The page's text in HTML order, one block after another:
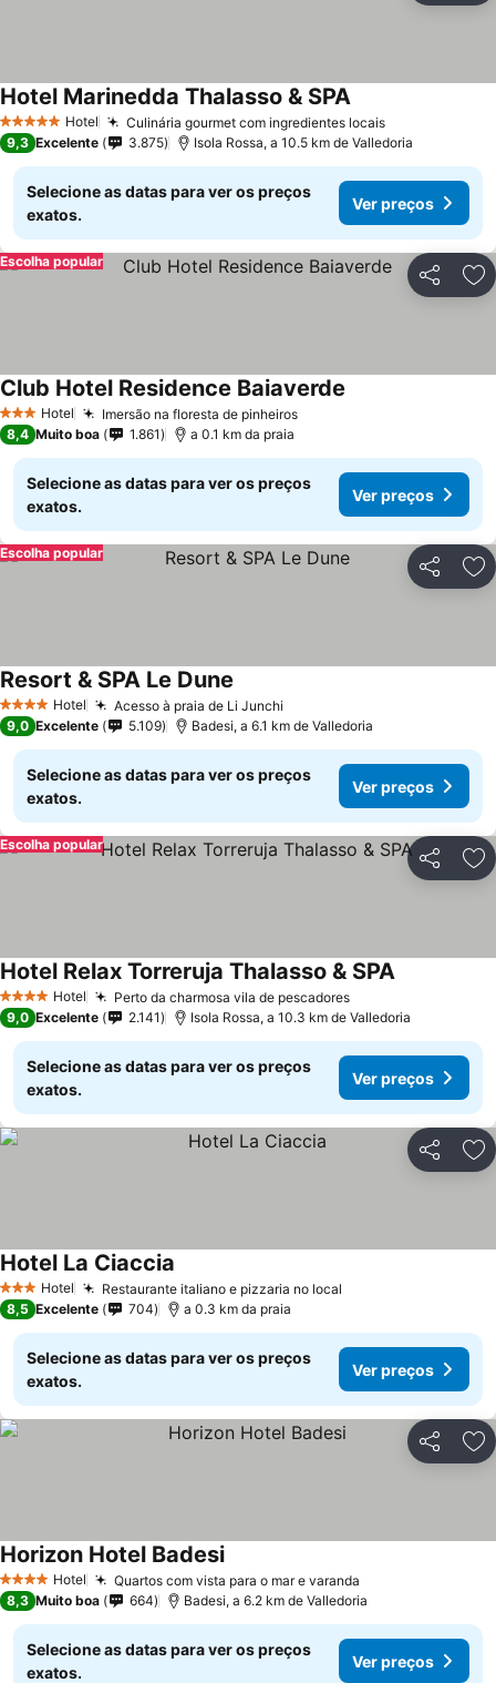
5 Estrelas Hotel Culinária gourmet com ingredientes locais
Hotel Marinedda Thalasso & SPA
9,3 Excelente 3.875 Isola Rossa, a 10.5 km de Valledoria
Selecione as datas para ver os preços
exatos.
Ver preços
Partilhar
Escolha popular
3 EstrelasHotel Imersão na floresta de pinheiros
Club Hotel Residence Baiaverde
8,4 Muito boa 1.861 a 0.1 km da praia
Selecione as datas para ver os preços
exatos.
Ver preços
Partilhar
Escolha popular
4 EstrelasHotel Acesso à praia de Li Junchi
Resort & SPA Le Dune
9,0 Excelente 5.109 Badesi, a 6.1 km de Valledoria
Selecione as datas para ver os preços
exatos.
Ver preços
Partilhar
Escolha popular
4 EstrelasHotel Perto da charmosa vila de pescadores
Hotel Relax Torreruja Thalasso & SPA
9,0 Excelente 2.141 Isola Rossa, a 10.3 km de Valledoria
Selecione as datas para ver os preços
exatos.
Ver preços
Partilhar
3 EstrelasHotel Restaurante italiano e pizzaria no local
Hotel La Ciaccia
8,5 Excelente 704 a 0.3 km da praia
Selecione as datas para ver os preços
exatos.
Ver preços
Partilhar
4 EstrelasHotel Quartos com vista para o mar e varanda
Horizon Hotel Badesi
8,3 Muito boa 664 Badesi, a 6.2 km de Valledoria
Selecione as datas para ver os preços
exatos.
Ver preços